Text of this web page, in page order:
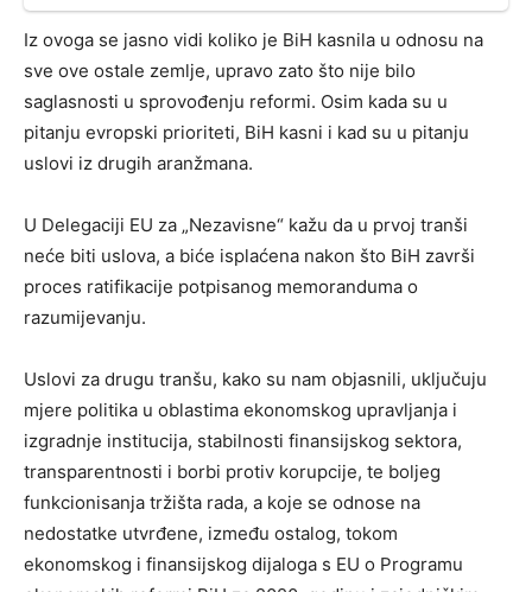
Iz ovoga se jasno vidi koliko je BiH kasnila u odnosu na
sve ove ostale zemlje, upravo zato što nije bilo
saglasnosti u sprovođenju reformi. Osim kada su u
pitanju evropski prioriteti, BiH kasni i kad su u pitanju
uslovi iz drugih aranžmana.
U Delegaciji EU za „Nezavisne“ kažu da u prvoj tranši
neće biti uslova, a biće isplaćena nakon što BiH završi
proces ratifikacije potpisanog memoranduma o
razumijevanju.
Uslovi za drugu tranšu, kako su nam objasnili, uključuju
mjere politika u oblastima ekonomskog upravljanja i
izgradnje institucija, stabilnosti finansijskog sektora,
transparentnosti i borbi protiv korupcije, te boljeg
funkcionisanja tržišta rada, a koje se odnose na
nedostatke utvrđene, između ostalog, tokom
ekonomskog i finansijskog dijaloga s EU o Programu